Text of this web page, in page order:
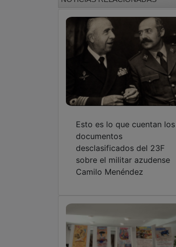
Esto es lo que cuentan los
documentos
desclasificados del 23F
sobre el militar azudense
Camilo Menéndez